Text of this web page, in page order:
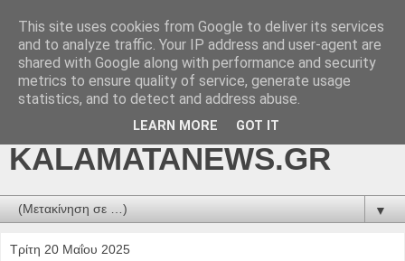
kalamatanews.gr -
ΜΕΣΣΗΝΙΑΚΑ ΝΕΑ
ONLINE-
KALAMATANEWS.GR
▼
Τρίτη 20 Μαΐου 2025
This site uses cookies from Google to deliver its services
and to analyze traffic. Your IP address and user-agent are
shared with Google along with performance and security
metrics to ensure quality of service, generate usage
statistics, and to detect and address abuse.
LEARN MORE GOT IT